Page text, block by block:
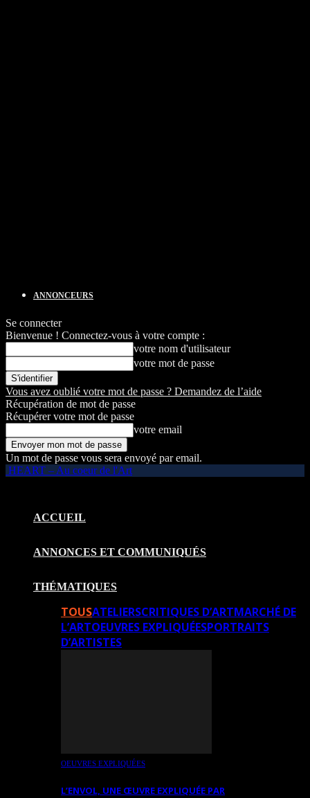
ANNONCEURS
Se connecter
Bienvenue ! Connectez-vous à votre compte :
votre nom d'utilisateur
votre mot de passe
Vous avez oublié votre mot de passe ? Demandez de l’aide
Récupération de mot de passe
Récupérer votre mot de passe
votre email
Un mot de passe vous sera envoyé par email.
HEART – Au coeur de l'Art
ACCUEIL
ANNONCES ET COMMUNIQUÉS
THÉMATIQUES
TOUSATELIERSCRITIQUES D’ARTMARCHÉ DE
L’ARTOEUVRES EXPLIQUÉESPORTRAITS
D’ARTISTES
OEUVRES EXPLIQUÉES
L’ENVOL, UNE ŒUVRE EXPLIQUÉE PAR